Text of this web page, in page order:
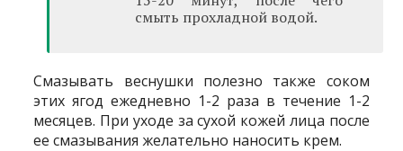
смыть прохладной водой.
Смазывать веснушки полезно также соком
этих ягод ежедневно 1-2 раза в течение 1-2
месяцев. При уходе за сухой кожей лица после
ее смазывания желательно наносить крем.